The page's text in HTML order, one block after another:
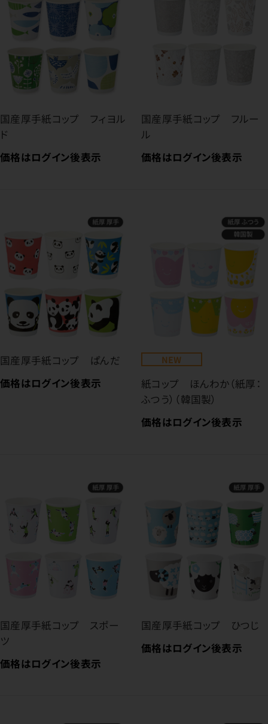
国産厚手紙コップ フィヨル
ド
価格はログイン後表示
国産厚手紙コップ フルー
ル
価格はログイン後表示
国産厚手紙コップ ぱんだ
価格はログイン後表示
NEW
紙コップ ほんわか（紙厚：
ふつう）（韓国製）
価格はログイン後表示
国産厚手紙コップ スポー
ツ
価格はログイン後表示
国産厚手紙コップ ひつじ
価格はログイン後表示